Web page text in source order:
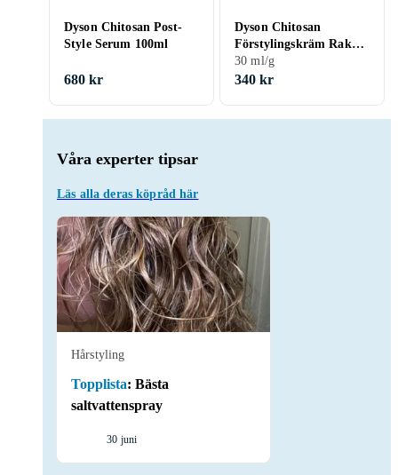
Våra experter tipsar
Läs alla deras köpråd här
Hårstyling
Topplista: Bästa
saltvattenspray
30 juni
Dyson Chitosan Post-
Style Serum 100ml
680 kr
Dyson Chitosan
Förstylingskräm Rak
till vågig Lätt
konditionering 30ml
30 ml/g
340 kr